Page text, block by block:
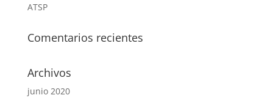
ATSP
Comentarios recientes
Archivos
junio 2020